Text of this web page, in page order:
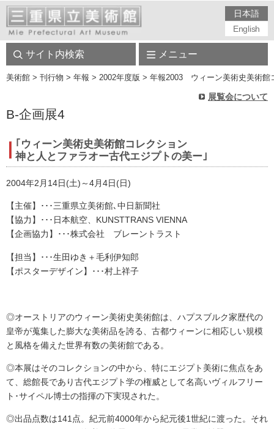
日本語
English
サイト内検索 メニュー
美術館 > 刊行物 > 年報 > 2002年度版 > 年報2003 ウィーン美術史美術
展覧会について
B-企画展4
｢ウィーン美術史美術館コレクション
神と人とファラオー古代エジプトの美ー｣
2004年2月14日(土)～4月4日(日)
【主催】･･･三重県立美術館､中日新聞社
【協力】･･･日本航空、KUNSTTRANS VIENNA
【企画協力】･･･株式会社 ブレーントラスト
【担当】･･･生田ゆき＋毛利伊知郎
【ポスターデザイン】･･･村上祥子
◎オーストリアのウィーン美術史美術館は、ハプスブルク家歴代の
皇帝が蒐集した膨大な美術品を誇る、古都ウィーンに相応しい規模
と風格を備えた世界有数の美術館である。
◎本展はそのコレクションの中から、特にエジプト美術に焦点をあ
て、総館長であり古代エジプト学の権威として名高いヴィルフリー
ト･サイペル博士の指揮の下実現された。
◎出品点数は141点。紀元前4000年から紀元後1世紀に渡った。それ